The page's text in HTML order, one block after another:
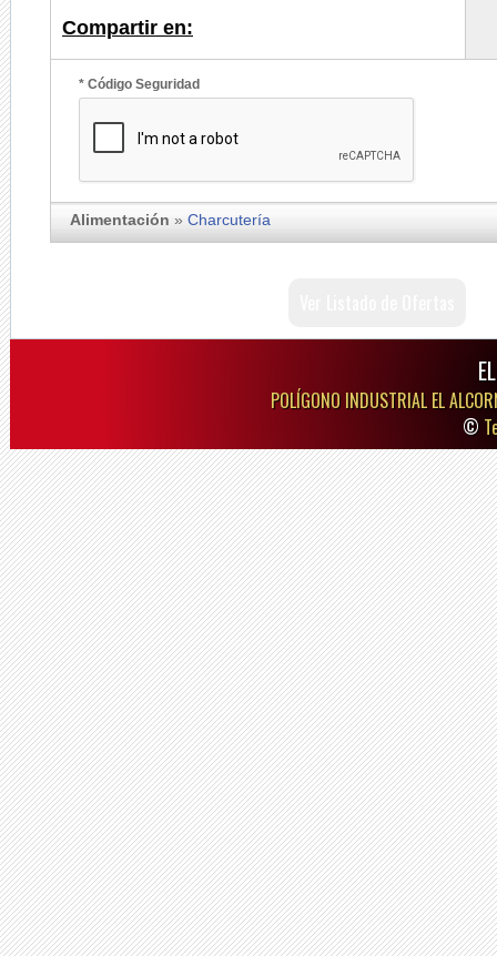
Compartir en:
* Código Seguridad
Alimentación » Charcutería
POLÍGONO INDUSTRIAL EL
©